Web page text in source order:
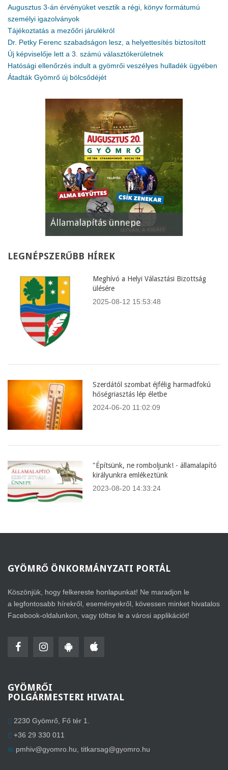
Augusztus 3-án érvényüket vesztik a régi, könyv formátumú
személyi igazolványok
Tájékoztatás a mezőőri járulékról
Dr. Petky Ferenc szabadságon lesz, a helyettesítés biztosított
Új képviselője lett a 3. számú választókerületnek
Hatósági ellenőrzés indult a gyömrői veszélyes hulladék ügyében
Átadták Gyömrő új bölcsődéjét
Államalapítás ünnepe
LEGNÉPSZERŰBB HÍREK
Meghívó a Helyi Választási Bizottság
ülésére
2025-08-12 15:53:48
Szerdától szombat éjfélig harmadfokú
hőségriasztás lép életbe
2024-06-20 11:02:09
"Építsünk, ne romboljunk! - államalapító
királyunkra emlékeztünk
2023-08-20 14:33:24
GYÖMRŐ ÖNKORMÁNYZATI PORTÁL
Köszönjük, hogy felkereste honlapunkat! Ne maradjon le
a legfontosabb hírekről, eseményekről, kövessen minket hivatalos
Facebook-oldalunkon, vagy töltse le a városi applikációt!
GYÖMRŐI
POLGÁRMESTERI HIVATAL
2230 Gyömrő, Fő tér 1.
+36 29 330 011
pmhiv@gyomro.hu titkarsag@gyomro.hu